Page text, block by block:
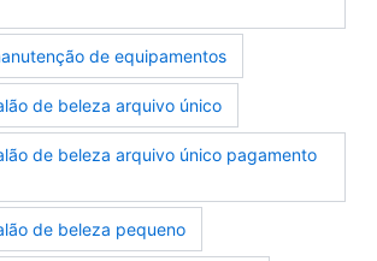
de equipamentos
de beleza arquivo único
de beleza arquivo único pagamento
de beleza pequeno